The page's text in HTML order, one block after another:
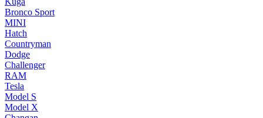
Bronco Sport
MINI
Hatch
Countryman
Dodge
Challenger
RAM
Tesla
Model S
Model X